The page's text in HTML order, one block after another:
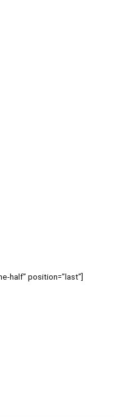
half” position=”last”]